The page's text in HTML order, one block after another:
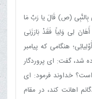
بِالنَّبِی (ص) قَالَ یا رَبِّ مَا
لِی وَلِیاً فَقَدْ بَارَزَنِی
هنگامی كه پیامبر
شد، گفت: ای پروردگار
خداوند فرمود: ای
اهانت كند، در مقام